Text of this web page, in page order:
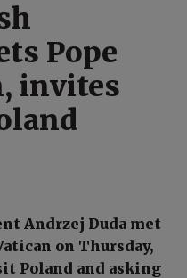
Pope
invites
Andrzej Duda met
on Thursday,
Poland and asking